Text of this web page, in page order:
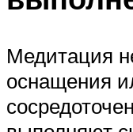
Медитация
оснащения